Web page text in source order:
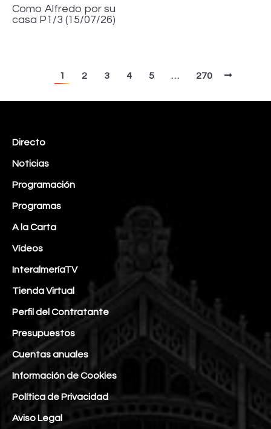
Como Alfredo por su
casa P1/3 (15/07/26)
1 2 3 4 5 … 270
Directo
Noticias
Programación
Programas
A la Carta
Vídeos
InteralmeríaTV
Tienda Virtual
Perfil del Contratante
Presupuestos
Cuentas anuales
Información de Cookies
Política de Privacidad
Aviso Legal